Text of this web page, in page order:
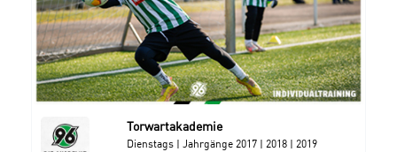
Torwartakademie
Dienstags | Jahrgänge 2017 | 2018 | 2019